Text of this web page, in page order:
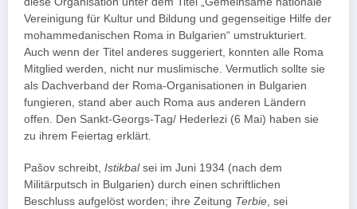
Vereinigung für Kultur und Bildung und gegenseitige Hilfe der
mohammedanischen Roma in Bulgarien“ umstrukturiert.
Auch wenn der Titel anderes suggeriert, konnten alle Roma
Mitglied werden, nicht nur muslimische. Vermutlich sollte sie
als Dachverband der Roma-Organisationen in Bulgarien
fungieren, stand aber auch Roma aus anderen Ländern
offen. Den Sankt-Georgs-Tag/ Hederlezi (6 Mai) haben sie
zu ihrem Feiertag erklärt.
Pašov schreibt, Istikbalsei im Juni 1934 (nach dem
Militärputsch in Bulgarien) durch einen schriftlichen
Beschluss aufgelöst worden; ihre Zeitung Terbie , sei